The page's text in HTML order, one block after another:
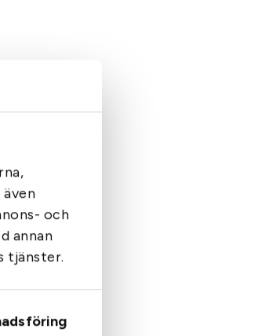
och
annan
tjänster.